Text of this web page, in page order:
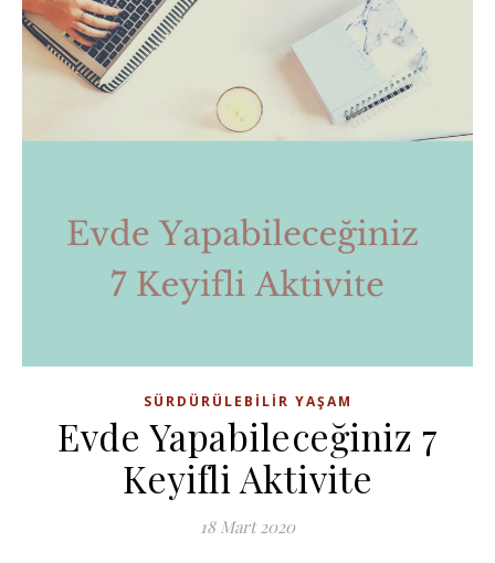
SÜRDÜRÜLEBILIR YAŞAM
Evde Yapabileceğiniz 7
Keyifli Aktivite
18 Mart 2020